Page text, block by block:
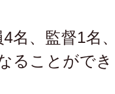
名、監督1名
ることがで